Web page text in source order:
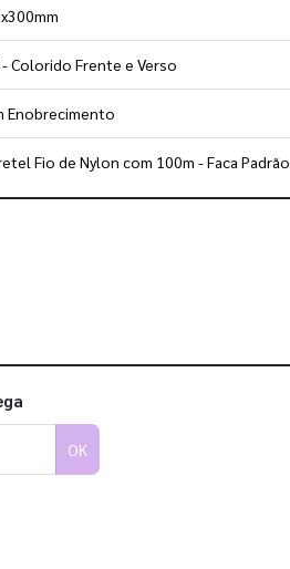
- Colorido Frente e Verso
Enobrecimento
Fio de Nylon com 100m - Faca Padrão
os nossos gabaritos
OK